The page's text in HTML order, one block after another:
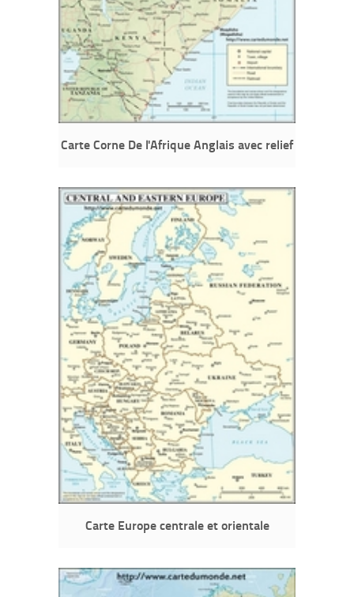
Carte Corne De l'Afrique Anglais avec relief
Carte Europe centrale et orientale